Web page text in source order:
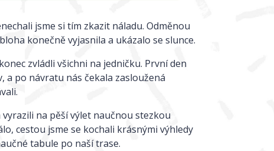
jsme si tím zkazit náladu. Odměnou
konečně vyjasnila a ukázalo se slunce.
zvládli všichni na jedničku. První den
a po návratu nás čekala zasloužená
na pěší výlet naučnou stezkou
cestou jsme se kochali krásnými výhledy
tabule po naší trase.